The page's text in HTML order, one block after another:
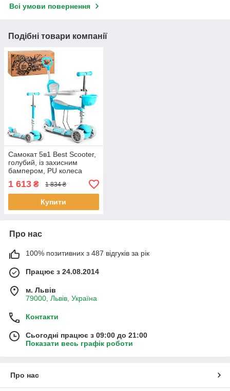
Всі умови повернення
Подібні товари компанії
Самокат 5в1 Best Scooter,
голубий, із захисним
бампером, PU колеса
120х50мм зі світлом, в
кор. (B-3047)
1 613 ₴ 1 834 ₴
Купити
Про нас
100% позитивних з 487 відгуків за рік
Працює з 24.08.2014
м. Львів
79000, Львів, Україна
Контакти
Сьогодні працює з 09:00 до 21:00
Показати весь графік роботи
Про нас